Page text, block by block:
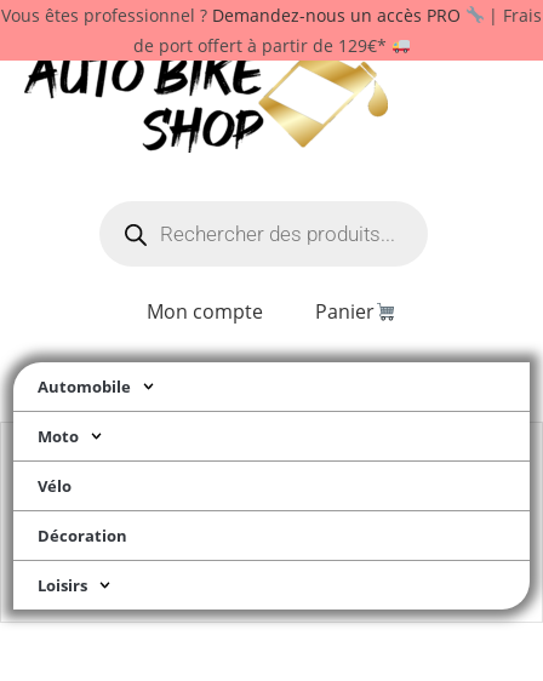
Vous êtes professionnel ? Demandez-nous un accès PRO
| Frais
de port offert à partir de 129€*
Mon compte Panier
Automobile
Moto
Vélo
Décoration
Loisirs